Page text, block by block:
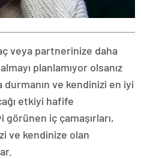
veya partnerinize daha
planlamıyor olsanız
durmanın ve kendinizi en iyi
etkiyi hafife
görünen iç çamaşırları,
ve kendinize olan